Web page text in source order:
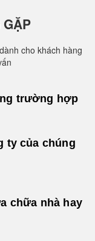
GẶP
cho khách hàng
trường hợp
ty của chúng
chữa nhà hay